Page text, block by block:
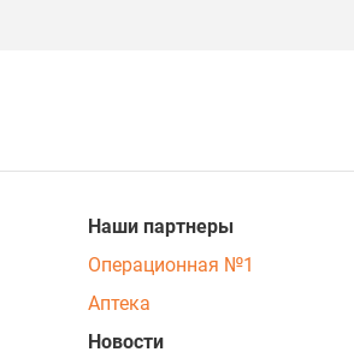
Наши партнеры
Операционная №1
Аптека
Новости